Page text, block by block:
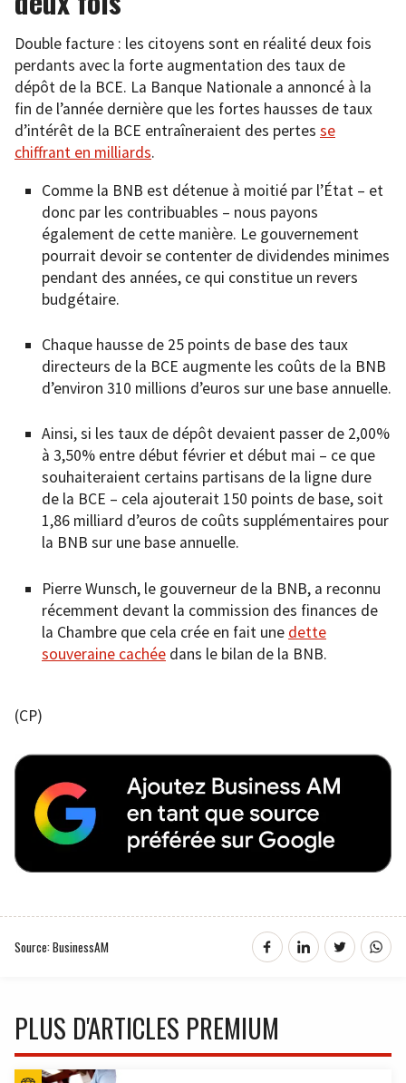
Double facture : les citoyens sont en réalité deux fois
perdants avec la forte augmentation des taux de
dépôt de la BCE. La Banque Nationale a annoncé à la
fin de l’année dernière que les fortes hausses de taux
d’intérêt de la BCE entraîneraient des pertes se
chiffrant en milliards.
Comme la BNB est détenue à moitié par l’État – et
donc par les contribuables – nous payons
également de cette manière. Le gouvernement
pourrait devoir se contenter de dividendes minimes
pendant des années, ce qui constitue un revers
budgétaire.
Chaque hausse de 25 points de base des taux
directeurs de la BCE augmente les coûts de la BNB
d’environ 310 millions d’euros sur une base annuelle.
Ainsi, si les taux de dépôt devaient passer de 2,00%
à 3,50% entre début février et début mai – ce que
souhaiteraient certains partisans de la ligne dure
de la BCE – cela ajouterait 150 points de base, soit
1,86 milliard d’euros de coûts supplémentaires pour
la BNB sur une base annuelle.
Pierre Wunsch, le gouverneur de la BNB, a reconnu
récemment devant la commission des finances de
la Chambre que cela crée en fait une dette
souveraine cachée dans le bilan de la BNB.
(CP)
Source: BusinessAM
PLUS D'ARTICLES PREMIUM